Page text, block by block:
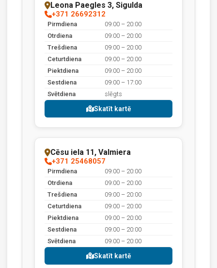
Leona Paegles 3, Sigulda
+371 26692312
Pirmdiena
09:00 – 20:00
Otrdiena
09:00 – 20:00
Trešdiena
09:00 – 20:00
Ceturtdiena
09:00 – 20:00
Piektdiena
09:00 – 20:00
Sestdiena
09:00 – 17:00
Svētdiena
slēgts
Skatīt kartē
Cēsu iela 11, Valmiera
+371 25468057
Pirmdiena
09:00 – 20:00
Otrdiena
09:00 – 20:00
Trešdiena
09:00 – 20:00
Ceturtdiena
09:00 – 20:00
Piektdiena
09:00 – 20:00
Sestdiena
09:00 – 20:00
Svētdiena
09:00 – 20:00
Skatīt kartē